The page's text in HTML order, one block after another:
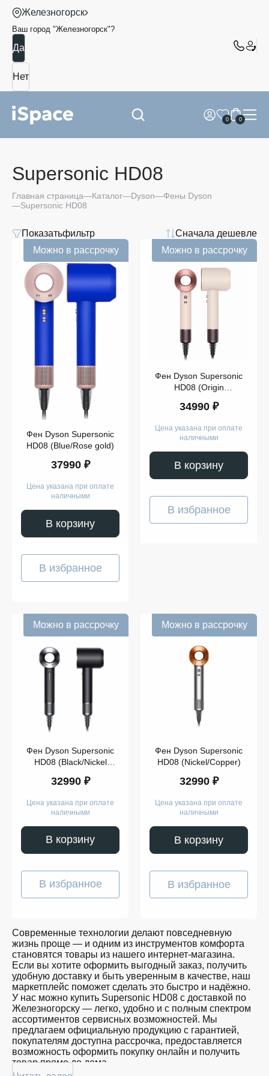
Железногорск
Ваш город "Железногорск"?
0 0
Supersonic HD08
Главная страница Каталог Dyson
Фены Dyson
Supersonic HD08
Показатьфильтр
Сначала дешевле
Модель
Dyson
Supersonic
Показать
ещё
Можно в рассрочку
Фен Dyson Supersonic
HD08 (Blue/Rose gold)
37990 ₽
Цена указана при оплате
наличными
В корзину
В избранное
Можно в рассрочку
Фен Dyson Supersonic
HD08 (Origin
34990 ₽
Цена указана при оплате
наличными
В корзину
В избранное
Можно в рассрочку
Фен Dyson Supersonic
HD08 (Black/Nickel
32990 ₽
Цена указана при оплате
наличными
В корзину
В избранное
Можно в рассрочку
Фен Dyson Supersonic
HD08 (Nickel/Copper)
32990 ₽
Цена указана при оплате
наличными
В корзину
В избранное
Современные технологии делают повседневную
жизнь проще — и одним из инструментов комфорта
становятся товары из нашего интернет-магазина.
Если вы хотите оформить выгодный заказ, получить
удобную доставку и быть уверенным в качестве, наш
маркетплейс поможет сделать это быстро и надёжно.
У нас можно купить Supersonic HD08 с доставкой по
Железногорску — легко, удобно и с полным спектром
ассортиментов сервисных возможностей. Мы
предлагаем официальную продукцию с гарантией,
покупателям доступна рассрочка, предоставляется
возможность оформить покупку онлайн и получить
товар прямо до дома.